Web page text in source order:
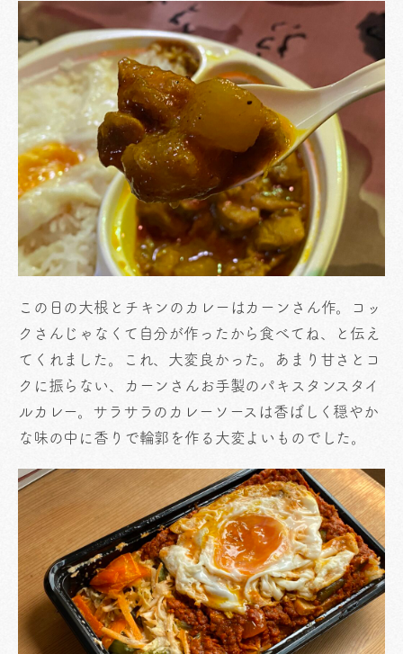
この日の大根とチキンのカレーはカーンさん作。コッ
クさんじゃなくて自分が作ったから食べてね、と伝え
てくれました。これ、大変良かった。あまり甘さとコ
クに振らない、カーンさんお手製のパキスタンスタイ
ルカレー。サラサラのカレーソースは香ばしく穏やか
な味の中に香りで輪郭を作る大変よいものでした。